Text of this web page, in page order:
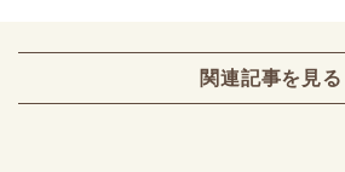
関連記事を見る